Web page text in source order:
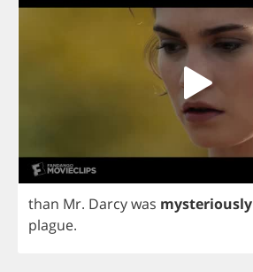
than Mr. Darcywas mysteriously
plague.